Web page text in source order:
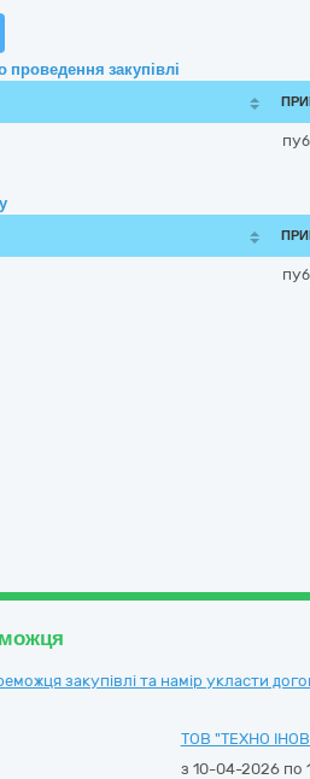
закупівлі
закупівлі та намір укласти
ТОВ "ТЕХНО
з 10-04-2026 по